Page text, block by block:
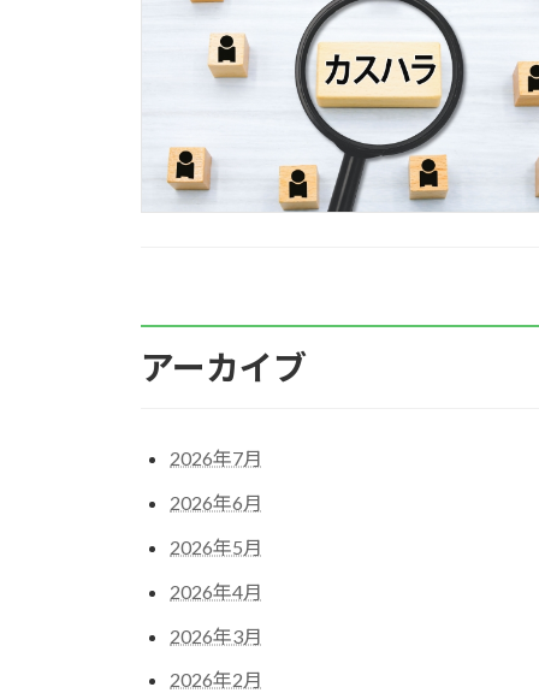
アーカイブ
2026年7月
2026年6月
2026年5月
2026年4月
2026年3月
2026年2月